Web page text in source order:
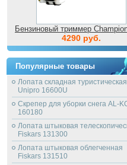
Бензиновый триммер
4290 руб.
Популярные товары
Лопата складная туристическая
Unipro 16600U
Скрепер для уборки снега AL-
160180
Лопата штыковая
Fiskars 131300
Лопата штыковая облегченная
Fiskars 131510